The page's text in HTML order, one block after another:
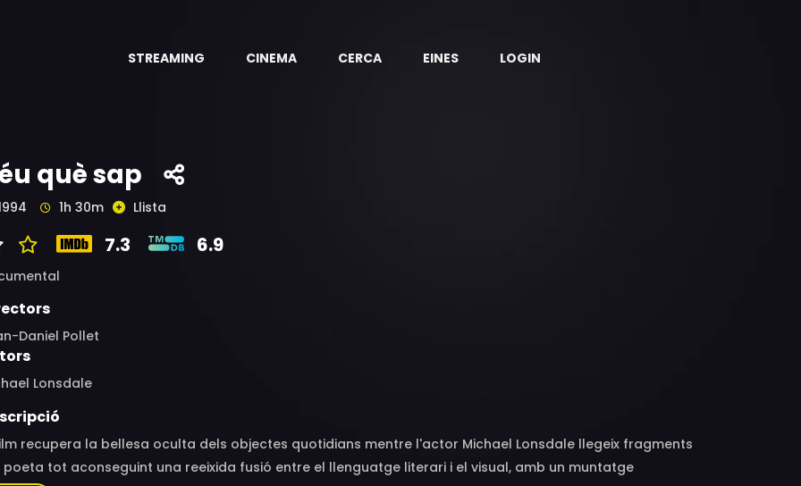
STREAMING CINEMA CERCA EINES LOGIN
què sap
1h 30m Llista
7.3 6.9
Daniel Pollet
Lonsdale
recupera la bellesa oculta dels objectes quotidians mentre l'actor Michael Lonsdale llegeix fragments
poeta tot aconseguint una reeixida fusió entre el llenguatge literari i el visual, amb un muntatge